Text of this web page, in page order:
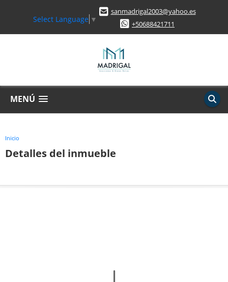
Select Language ▼
sanmadrigal2003@yahoo.es
+50688421711
MENÚ
Inicio
Detalles del inmueble